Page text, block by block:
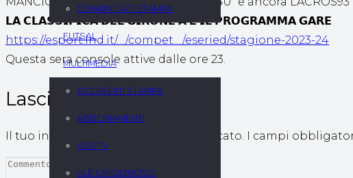
COMUNICATI STAMPA
FUTSAL
MULTIMEDIA
ACCREDITI STAMPA
ABBONAMENTI
AUS TV
ALÈ GRIGIOROSSI
𝗟𝗔 𝗖𝗟𝗔𝗦𝗦𝗜𝗙𝗜𝗖𝗔 𝗗𝗘𝗟 𝗚𝗜𝗥𝗢𝗡𝗘 𝗔 𝗘 𝗜𝗟 𝗣𝗥𝗢𝗚𝗥𝗔𝗠𝗠𝗔 𝗚𝗔𝗥𝗘
https://esport.lnd.it/…/compet…/eseried/stagione-2023-24
Questa sera console attive dalle ore 23.
Lascia un commento
Il tuo indirizzo email non sarà pubblicato. I campi